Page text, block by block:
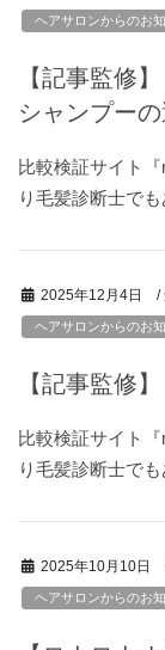
ヘアサロンからのお
【記事監修
シャンプー
比較検証サイト
り毛髪診断士で
2025年12月4日 /
ヘアサロンからのお
【記事監修
比較検証サイト
り毛髪診断士で
2025年10月10日
ヘアサロンからのお